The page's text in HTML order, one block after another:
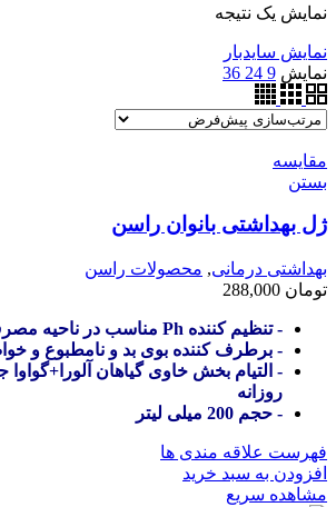
نمایش یک نتیجه
نمایش سایدبار
نمایش 9
24
36
مقایسه
بستن
ژل بهداشتی بانوان راسن
بهداشتی درمانی, محصولات راسن
تومان
- تنظیم کننده Ph مناسب در ناحیه مصرف
- برطرف کننده بوی بد و نامطبوع و
- التیام بخش خاوی گیاهان
روزانه
- حجم 200 میلی لیتر
فهرست علاقه مندی ها
افزودن به سبد خرید
مشاهده سریع